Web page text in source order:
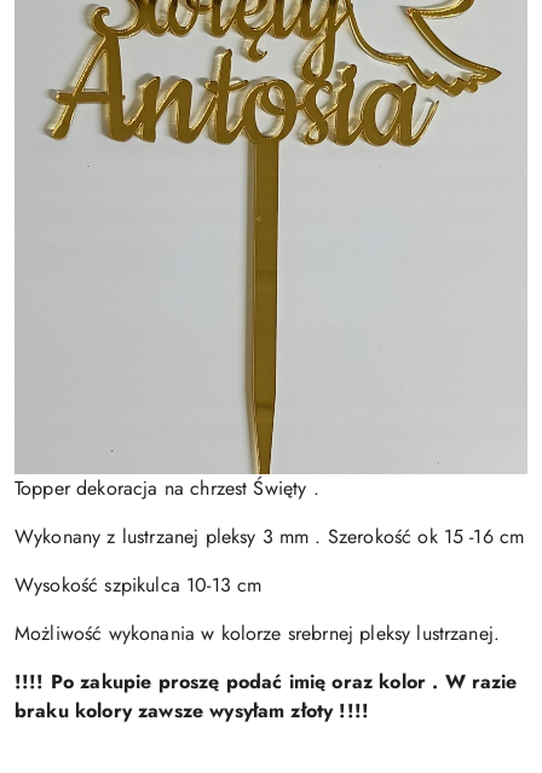
Topper dekoracja na chrzest Święty .
Wykonany z lustrzanej pleksy 3 mm . Szerokość ok 15 -16 cm
Wysokość szpikulca 10-13 cm
Możliwość wykonania w kolorze srebrnej pleksy lustrzanej.
!!!! Po zakupie proszę podać imię oraz kolor . W razie
braku kolory zawsze wysyłam złoty !!!!